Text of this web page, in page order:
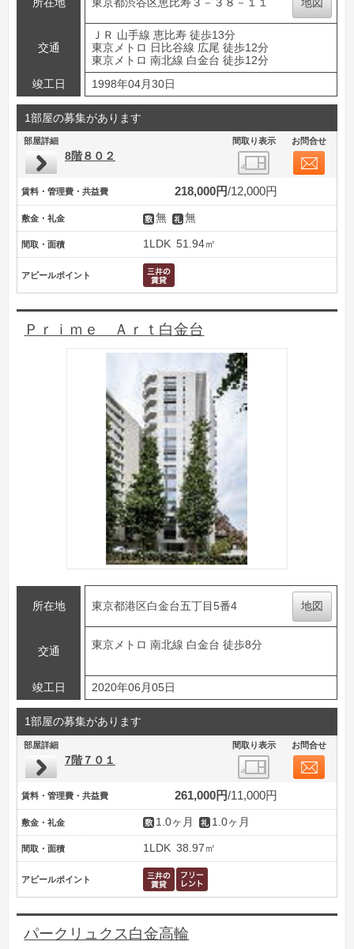
所在地 東京都渋谷区恵比寿３－３８－１１ 地図
交通
ＪＲ 山手線 恵比寿 徒歩13分
東京メトロ 日比谷線 広尾 徒歩12分
東京メトロ 南北線 白金台 徒歩12分
竣工日
1998年04月30日
1部屋の募集があります
部屋詳細 間取り表示 お問合せ
8階８０２
賃料・管理費・共益費 218,000円 12,000円
敷金・礼金 無 無
間取・面積 1LDK 51.94㎡
アピールポイント
Ｐｒｉｍｅ Ａｒｔ白金台
所在地 東京都港区白金台五丁目5番4 地図
交通
東京メトロ 南北線 白金台 徒歩8分
竣工日 2020年06月05日
1部屋の募集があります
部屋詳細 間取り表示 お問合せ
7階７０１
賃料・管理費・共益費 261,000円 11,000円
敷金・礼金 1.0ヶ月 1.0ヶ月
間取・面積 1LDK 38.97㎡
アピールポイント
パークリュクス白金高輪